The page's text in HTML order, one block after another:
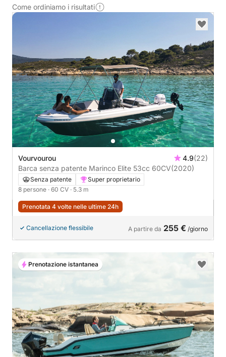
Come ordiniamo i risultati
Vourvourou 4.9(22)
Barca senza patente Marinco Elite 53cc 60CV(2020)
Senza patente
Super proprietario
8 persone · 60 CV · 5.3 m
Prenotata 4 volte nelle ultime 24h
Cancellazione flessibile A partire da 255 € /giorno
Prenotazione istantanea